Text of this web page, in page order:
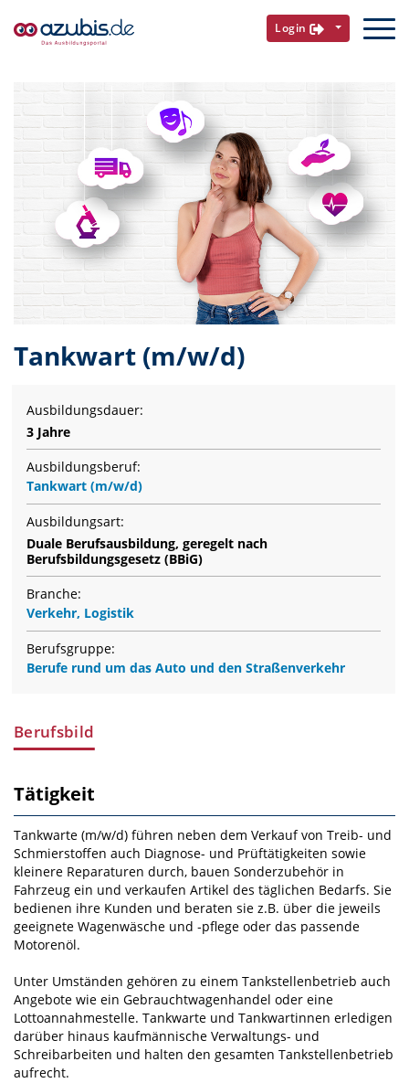
Login
Tankwart (m/w/d)
Ausbildungsdauer:
3 Jahre
Ausbildungsberuf:
Tankwart (m/w/d)
Ausbildungsart:
Duale Berufsausbildung, geregelt nach
Berufsbildungsgesetz (BBiG)
Branche:
Verkehr, Logistik
Berufsgruppe:
Berufe rund um das Auto und den Straßenverkehr
Berufsbild
Tätigkeit
Tankwarte (m/w/d) führen neben dem Verkauf von Treib- und
Schmierstoffen auch Diagnose- und Prüftätigkeiten sowie
kleinere Reparaturen durch, bauen Sonderzubehör in
Fahrzeug ein und verkaufen Artikel des täglichen Bedarfs. Sie
bedienen ihre Kunden und beraten sie z.B. über die jeweils
geeignete Wagenwäsche und ‑pflege oder das passende
Motorenöl.
Unter Umständen gehören zu einem Tankstellenbetrieb auch
Angebote wie ein Gebrauchtwagenhandel oder eine
Lottoannahmestelle. Tankwarte und Tankwartinnen erledigen
darüber hinaus kaufmännische Verwaltungs- und
Schreibarbeiten und halten den gesamten Tankstellenbetrieb
aufrecht.